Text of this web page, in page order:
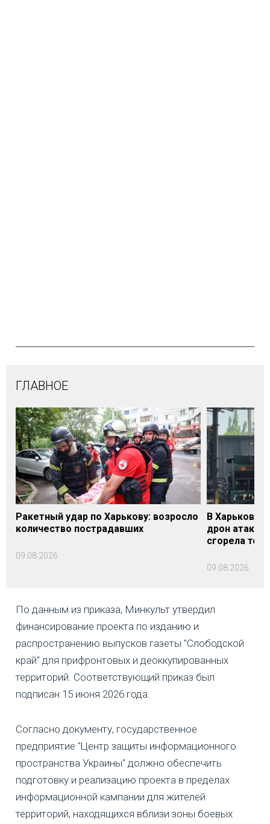
ГЛАВНОЕ
Ракетный удар по Харькову: возросло
количество пострадавших
09.08.2026
В
дрон
сгорела
09.08.2026
По данным из приказа, Минкульт утвердил
финансирование проекта по изданию и
распространению выпусков газеты "Слободской
край" для прифронтовых и деоккупированных
территорий. Соответствующий приказ был
подписан 15 июня 2026 года.
Согласно документу, государственное
предприятие "Центр защиты информационного
пространства Украины" должно обеспечить
подготовку и реализацию проекта в пределах
информационной кампании для жителей
территорий, находящихся вблизи зоны боевых